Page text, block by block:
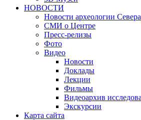
НОВОСТИ
Новости археологии Севера
СМИ о Центре
Пресс-релизы
Фото
Видео
Новости
Доклады
Лекции
Фильмы
Видеоархив
Экскурсии
Карта сайта